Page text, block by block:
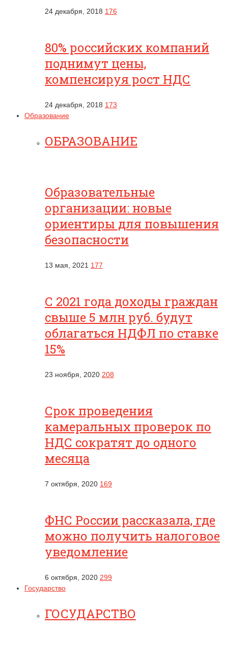
24 декабря, 2018 176
80% российских компаний
поднимут цены,
компенсируя рост НДС
24 декабря, 2018 173
Образование
ОБРАЗОВАНИЕ
Образовательные
организации: новые
ориентиры для повышения
безопасности
13 мая, 2021 177
С 2021 года доходы граждан
свыше 5 млн руб. будут
облагаться НДФЛ по ставке
15%
23 ноября, 2020 208
Срок проведения
камеральных проверок по
НДС сократят до одного
месяца
7 октября, 2020 169
ФНС России рассказала, где
можно получить налоговое
уведомление
6 октября, 2020 299
Государство
ГОСУДАРСТВО